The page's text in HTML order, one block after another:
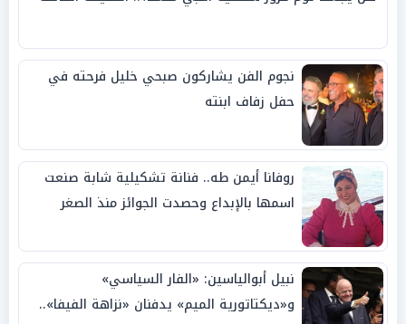
نجوم الفن يشاركون صبحي خليل فرحته في
حفل زفاف ابنته
روفانا أيمن طه.. فنانة تشكيلية شابة صنعت
اسمها بالإبداع وحصدت الجوائز منذ الصغر
نبيل أبوالياسين: «الفار السياسي»
و«ديكتاتورية الميم» يدفنان «نزاهة الفيفا»..